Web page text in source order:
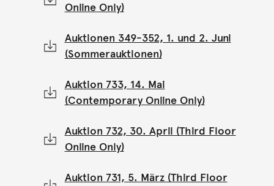
Online Only)
Auktionen 349-352, 1. und 2. Juni
(Sommerauktionen)
Auktion 733, 14. Mai
(Contemporary Online Only)
Auktion 732, 30. April (Third Floor
Online Only)
Auktion 731, 5. März (Third Floor